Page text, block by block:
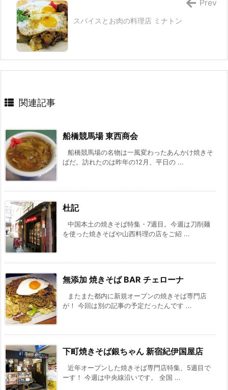
スパイスとお肉の料理店 ミナトン
Prev
関連記事
船橋競馬場 東西商会
船橋競馬場の名物は一風変わったあんかけ焼きそ
ばだ。訪れたのは昨年の12月、平日の ...
杜記
中国本土の焼きそば特集・7週目。今週は刀削麺
を使った焼きそばや山西料理の店をご紹 ...
無添加 焼きそば BAR チェローナ
またまた都内に新規オープンの焼きそば専門店
が！ 今回は別の記事の予定だったんです ...
下町焼きそば銀ちゃん 新宿紀伊国屋店
近年オープンした焼きそば専門店特集、5週目で
ーす！ 今週は中央線沿いです。 全国 ...